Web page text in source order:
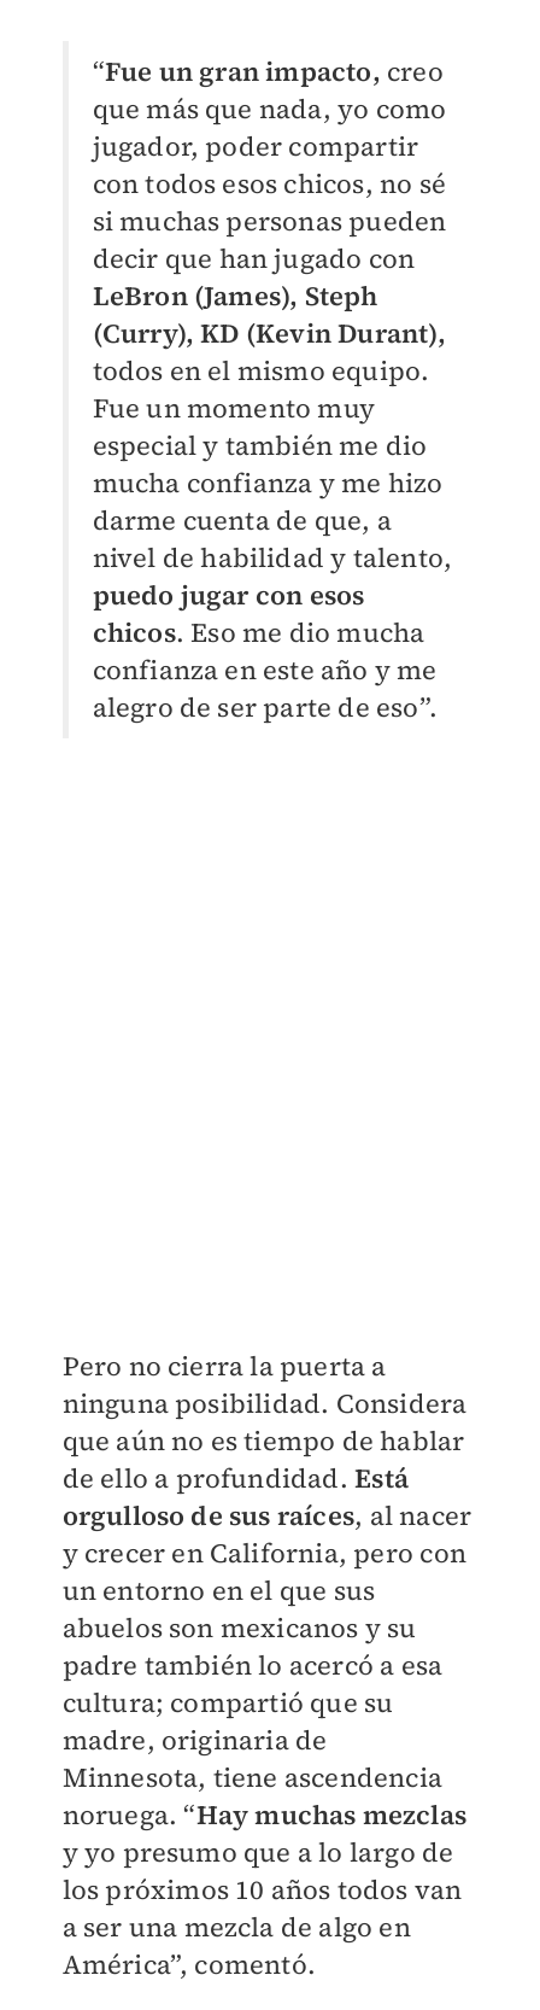
“Fue un gran impacto, creo
que más que nada, yo como
jugador, poder compartir
con todos esos chicos, no sé
si muchas personas pueden
decir que han jugado con
LeBron (James), Steph
(Curry), KD (Kevin Durant),
todos en el mismo equipo.
Fue un momento muy
especial y también me dio
mucha confianza y me hizo
darme cuenta de que, a
nivel de habilidad y talento,
puedo jugar con esos
chicos. Eso me dio mucha
confianza en este año y me
alegro de ser parte de eso”.
Pero no cierra la puerta a
ninguna posibilidad. Considera
que aún no es tiempo de hablar
de ello a profundidad.Está
orgulloso de sus raíces, al nacer
y crecer en California, pero con
un entorno en el que sus
abuelos son mexicanos y su
padre también lo acercó a esa
cultura; compartió que su
madre, originaria de
Minnesota, tiene ascendencia
noruega. “Hay muchas mezclas
y yo presumo que a lo largo de
los próximos 10 años todos van
a ser una mezcla de algo en
América”, comentó.